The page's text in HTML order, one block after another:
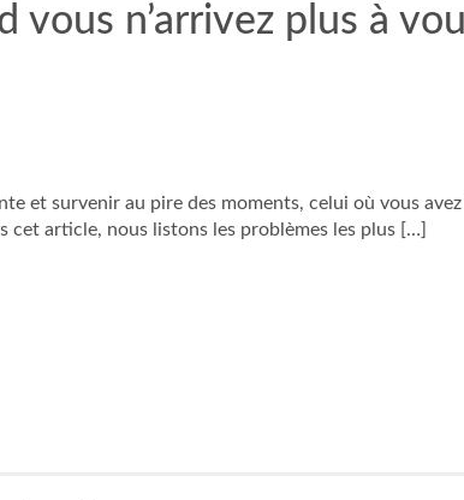
n’arrivez plus à
et survenir au pire des moments, celui où vous
cet article, nous listons les problèmes les plus […]